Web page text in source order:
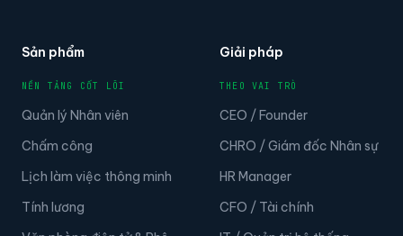
Sản phẩm
NỀN TẢNG CỐT LÕI
Quản lý Nhân viên
Chấm công
Lịch làm việc thông minh
Tính lương
Giải pháp
THEO VAI TRÒ
CEO / Founder
CHRO / Giám đốc Nhân sự
HR Manager
CFO / Tài chính